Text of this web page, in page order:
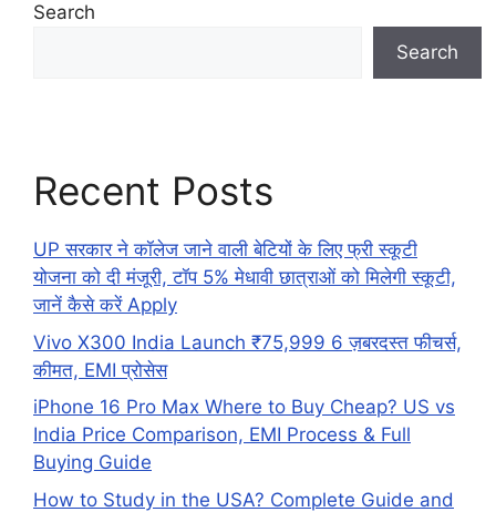
Search
Search
Recent Posts
UP सरकार ने कॉलेज जाने वाली बेटियों के लिए फ्री स्कूटी
योजना को दी मंजूरी, टॉप 5% मेधावी छात्राओं को मिलेगी स्कूटी,
जानें कैसे करें Apply
Vivo X300 India Launch ₹75,999 6 ज़बरदस्त फीचर्स,
कीमत, EMI प्रोसेस
iPhone 16 Pro Max Where to Buy Cheap? US vs
India Price Comparison, EMI Process & Full
Buying Guide
How to Study in the USA? Complete Guide and